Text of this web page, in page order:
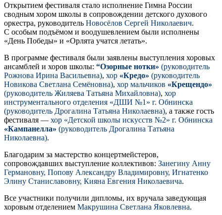
Открытием фестиваля стало исполнение Гимна России
сводным хором школы в сопровождении детского духового
оркестра, руководитель Новосёлов Сергей Николаевич.
С особым подъёмом и воодушевлением были исполнены
«День Победы» и «Орлята учатся летать».
В программе фестиваля были заявлены выступления хоровых
ансамблей и хоров школы: “Озорные нотки» (руководитель
Рожнова Ирина Васильевна), хор «Кредо» (руководитель
Новикова Светлана Семёновна), хор мальчиков «Крещендо»
(руководитель Жиляева Татьяна Михайловна), хор
инструментального отделения «ДШИ №1» г. Обнинска
(руководитель Дрогалина Татьяна Николаевна), а также гость
фестиваля — хор «Детской школы искусств №2» г. Обнинска
«Кампанелла» (руководитель Дрогалина Татьяна
Николаевна).
Благодарим за мастерство концертмейстеров,
сопровождавших выступление коллективов: Занегину Анну
Германовну, Попову Александру Владимировну, Игнатенко
Элину Станиславовну, Кияна Евгения Николаевича.
Все участники получили дипломы, их вручала заведующая
хоровым отделением Макрушина Светлана Яковлевна.